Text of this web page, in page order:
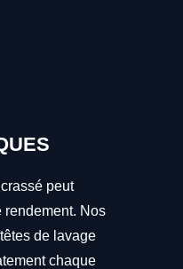
peut
rendement. Nos
de lavage
chaque